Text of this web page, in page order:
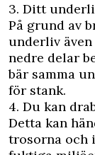
3. Ditt
På grund av
underliv
nedre delar
bär samma
för stank.
4. Du kan
Detta kan
trosorna och